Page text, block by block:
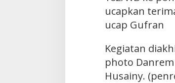
ucapkan
ucap Gufran
Kegiatan
photo
Husainy.